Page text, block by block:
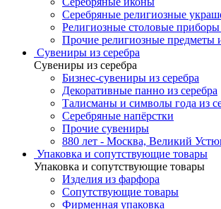
Серебряные религиозные
Религиозные столовые приборы
Прочие религиозные предметы
Сувениры из серебра
Сувениры из серебра
Бизнес-сувениры из серебра
Декоративные панно из серебра
Талисманы и символы года из
Серебряные напёрстки
Прочие сувениры
880 лет - Москва, Великий
Упаковка и сопутствующие товары
Упаковка и сопутствующие товары
Изделия из фарфора
Сопутствующие товары
Фирменная упаковка